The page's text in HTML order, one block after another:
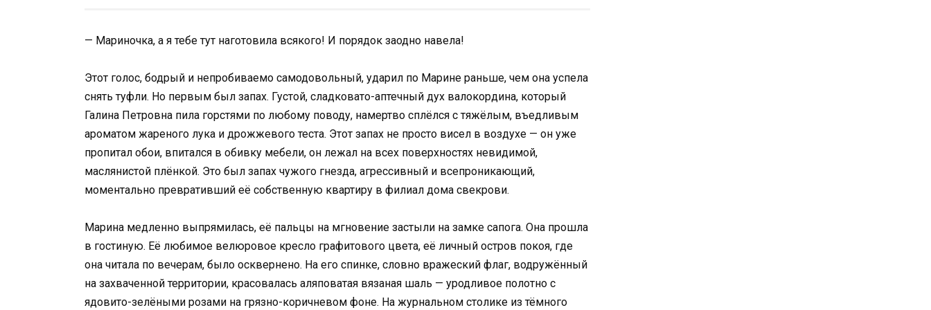
— Мариночка, а я тебе тут наготовила всякого! И порядок заодно навела!
Этот голос, бодрый и непробиваемо самодовольный, ударил по Марине раньше, чем она успела
снять туфли. Но первым был запах. Густой, сладковато-аптечный дух валокордина, который
Галина Петровна пила горстями по любому поводу, намертво сплёлся с тяжёлым, въедливым
ароматом жареного лука и дрожжевого теста. Этот запах не просто висел в воздухе — он уже
пропитал обои, впитался в обивку мебели, он лежал на всех поверхностях невидимой,
маслянистой плёнкой. Это был запах чужого гнезда, агрессивный и всепроникающий,
моментально превративший её собственную квартиру в филиал дома свекрови.
Марина медленно выпрямилась, её пальцы на мгновение застыли на замке сапога. Она прошла
в гостиную. Её любимое велюровое кресло графитового цвета, её личный остров покоя, где
она читала по вечерам, было осквернено. На его спинке, словно вражеский флаг, водружённый
на захваченной территории, красовалась аляповатая вязаная шаль — уродливое полотно с
ядовито-зелёными розами на грязно-коричневом фоне. На журнальном столике из тёмного